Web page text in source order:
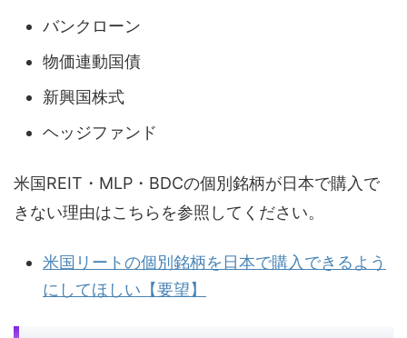
バンクローン
物価連動国債
新興国株式
ヘッジファンド
米国REIT・MLP・BDCの個別銘柄が日本で購入で
きない理由はこちらを参照してください。
米国リートの個別銘柄を日本で購入できるよう
にしてほしい【要望】